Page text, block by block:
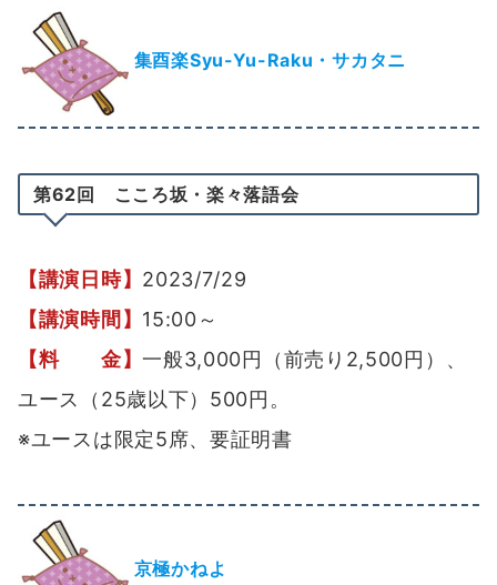
集酉楽Syu-Yu-Raku・サカタニ
第62回 こころ坂・楽々落語会
【講演日時】 2023/7/29
【講演時間】 15:00～
【料 金】一般3,000円（前売り2,500円）、
ユース（25歳以下）500円。
※ユースは限定5席、要証明書
京極かねよ